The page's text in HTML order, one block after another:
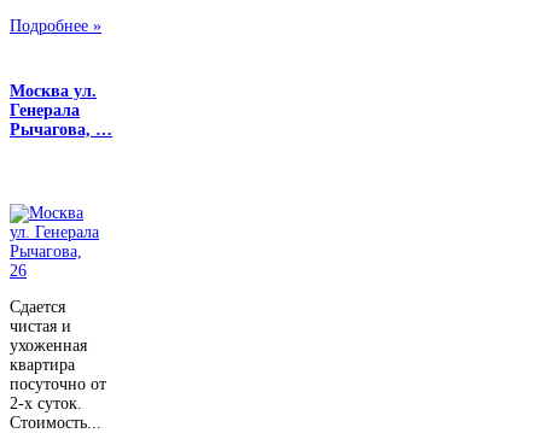
Подробнее »
Москва ул.
Генерала
Рычагова, …
Сдается
чистая и
ухоженная
квартира
посуточно от
2-х суток.
Стоимость...